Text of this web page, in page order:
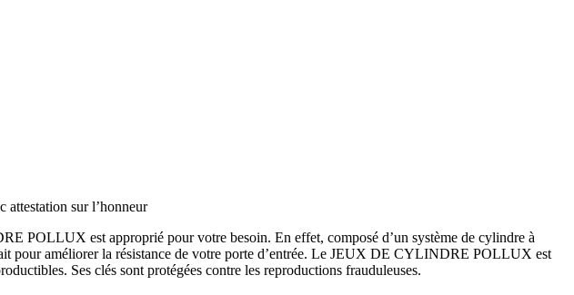
attestation sur l’honneur
POLLUX est approprié pour votre besoin. En effet, composé d’un système de cylindre à
pour améliorer la résistance de votre porte d’entrée. Le JEUX DE CYLINDRE POLLUX est
Ses clés sont protégées contre les reproductions frauduleuses.